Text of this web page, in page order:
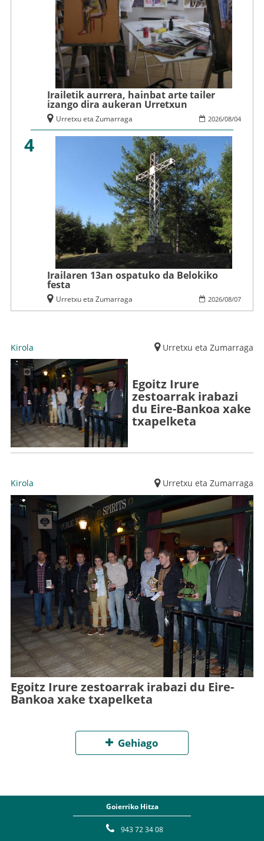
Irailetik aurrera, hainbat arte tailer
izango dira aukeran Urretxun
2026/08/04
Urretxu eta Zumarraga
4
Irailaren 13an ospatuko da Belokiko
festa
2026/08/07
Urretxu eta Zumarraga
Kirola Urretxu eta Zumarraga
Egoitz Irure
zestoarrak irabazi
du Eire-Bankoa xake
txapelketa
Kirola Urretxu eta Zumarraga
Egoitz Irure zestoarrak irabazi du Eire-
Bankoa xake txapelketa
Gehiago
Goierriko Hitza
943 72 34 08